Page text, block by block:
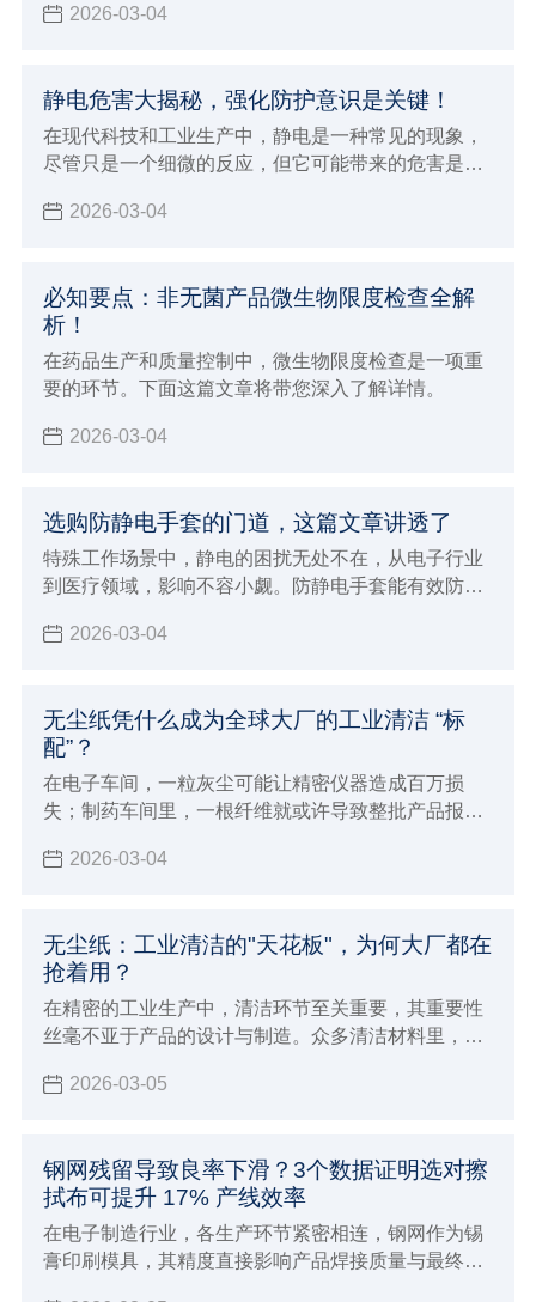
2026-03-04
静电危害大揭秘，强化防护意识是关键！
在现代科技和工业生产中，静电是一种常见的现象，
尽管只是一个细微的反应，但它可能带来的危害是不
篇文章您一定要点进来看看，防静电的重要性不仅关
2026-03-04
必知要点：非无菌产品微生物限度检查全解
析！
在药品生产和质量控制中，微生物限度检查是一项重
要的环节。下面这篇文章将带您深入了解详情。
2026-03-04
选购防静电手套的门道，这篇文章讲透了
特殊工作场景中，静电的困扰无处不在，从电子行业
到医疗领域，影响不容小觑。防静电手套能有效防
挑选适合的防静电手套。
2026-03-04
无尘纸凭什么成为全球大厂的工业清洁 “标
配”？
在电子车间，一粒灰尘可能让精密仪器造成百万损
失；制药车间里，一根纤维就或许导致整批产品报
洁革命”，而核心 “武器”，竟是看似普通的无尘纸。
2026-03-04
无尘纸：工业清洁的"天花板"，为何大厂都在
抢着用？
在精密的工业生产中，清洁环节至关重要，其重要性
丝毫不亚于产品的设计与制造。众多清洁材料里，无
“清洁神器”，堪称工业清洁领域的 “天花板”。
2026-03-05
钢网残留导致良率下滑？3个数据证明选对擦
拭布可提升 17% 产线效率
在电子制造行业，各生产环节紧密相连，钢网作为锡
膏印刷模具，其精度直接影响产品焊接质量与最终良